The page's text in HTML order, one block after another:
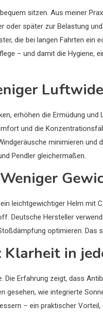
sitzen. Aus meiner
oder später zur Belastung
die bei langen Fahrten ein
– und damit die Hygiene,
erhöhen die Ermüdung
und die
minimieren und
Pendler gleichermaßen.
leichtgewichtiger Helm
Deutsche Hersteller
optimieren. Das
in
Die Erfahrung zeigt, dass
gesehen, wie integrierte
– ein praktischer